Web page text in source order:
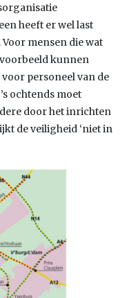
heeft er wel last
mensen die wat
kunnen
personeel van de
ochtends moet
door het inrichten
de veiligheid ‘niet in